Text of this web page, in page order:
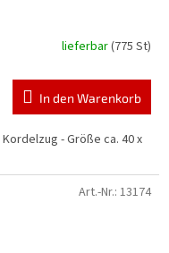
lieferbar(775 St)
In den Warenkorb
- Größe ca. 40 x
Art.-Nr.: 13174